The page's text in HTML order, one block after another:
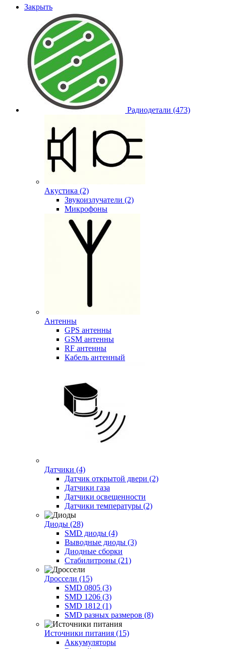
Закрыть
Радиодетали (473)
Акустика (2)
Звукоизлучатели (2)
Микрофоны
Антенны
GPS антенны
GSM антенны
RF антенны
Кабель антенный
Датчики (4)
Датчик открытой двери (2)
Датчики газа
Датчики освещенности
Датчики температуры (2)
Диоды (28)
SMD диоды (4)
Выводные диоды (3)
Диодные сборки
Стабилитроны (21)
Дроссели (15)
SMD 0805 (3)
SMD 1206 (3)
SMD 1812 (1)
SMD разных размеров (8)
Источники питания (15)
Аккумуляторы